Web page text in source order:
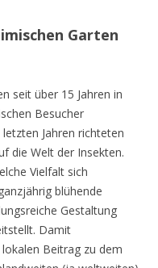
Garten
seit über 15 Jahren in
Besucher
Jahren richteten
die Welt der Insekten.
Vielfalt sich
blühende
Gestaltung
Damit
Beitrag zu dem